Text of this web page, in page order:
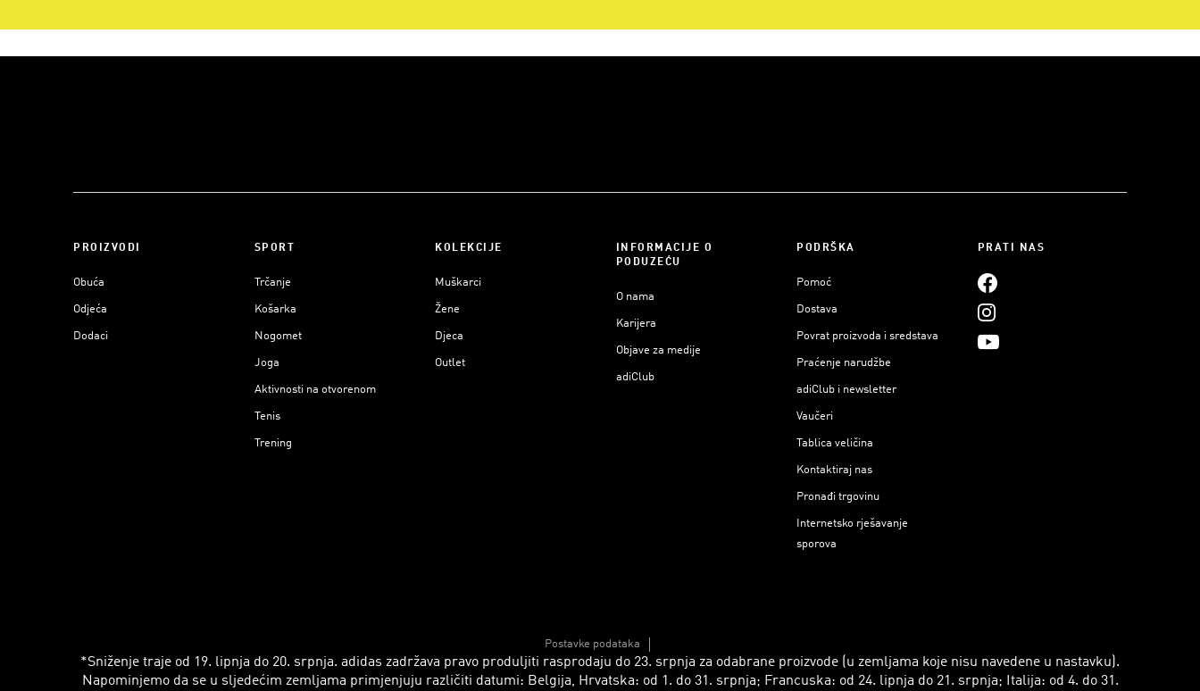
PROIZVODI
Obuća
Odjeća
Dodaci
SPORT
Trčanje
Košarka
Nogomet
Joga
Aktivnosti na otvorenom
Tenis
Trening
KOLEKCIJE
Muškarci
Žene
Djeca
Outlet
INFORMACIJE O
PODUZEĆU
O nama
Karijera
Objave za medije
adiClub
PODRŠKA
Pomoć
Dostava
Povrat proizvoda i sredstava
Praćenje narudžbe
adiClub i newsletter
Vaučeri
Tablica veličina
Kontaktiraj nas
Pronađi trgovinu
Internetsko rješavanje
sporova
PRATI NAS
Postavke podataka
*Sniženje traje od 19. lipnja do 20. srpnja. adidas zadržava pravo produljiti rasprodaju do 23. srpnja za odabrane proizvode (u zemljama koje nisu navedene u nastavku).
Napominjemo da se u sljedećim zemljama primjenjuju različiti datumi: Belgija, Hrvatska: od 1. do 31. srpnja; Francuska: od 24. lipnja do 21. srpnja; Italija: od 4. do 31.